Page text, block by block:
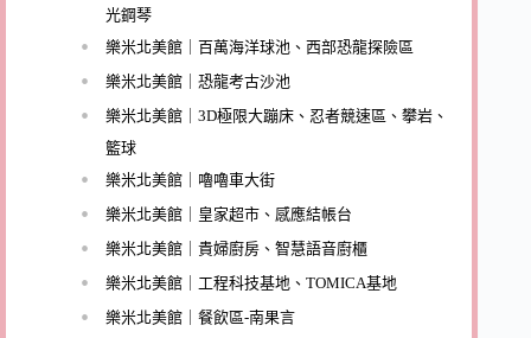
光鋼琴
樂米北美館｜百萬海洋球池、西部恐龍探險區
樂米北美館｜恐龍考古沙池
樂米北美館｜3D極限大蹦床、忍者競速區、攀岩、
籃球
樂米北美館｜嚕嚕車大街
樂米北美館｜皇家超市、感應結帳台
樂米北美館｜貴婦廚房、智慧語音廚櫃
樂米北美館｜工程科技基地、TOMICA基地
樂米北美館｜餐飲區-南果言